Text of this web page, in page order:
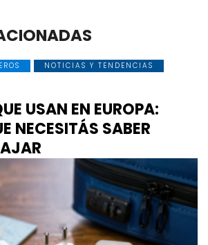
NOTICIAS Y TENDENCIAS
USAN EN EUROPA:
NECESITÁS SABER